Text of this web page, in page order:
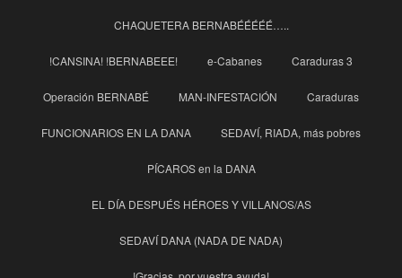
CHAQUETERA BERNABÉÉÉÉÉ…..
!CANSINA! !BERNABEEE! e-Cabanes Caraduras 3
Operación BERNABÉ MAN-INFESTACIÓN Caraduras
FUNCIONARIOS EN LA DANA SEDAVÍ, RIADA, más pobres
PÍCAROS en la DANA
EL DÍA DESPUÉS HÉROES Y VILLANOS/AS
SEDAVÍ DANA (NADA DE NADA)